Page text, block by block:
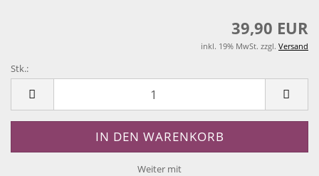
39,90 EUR
inkl. 19% MwSt. zzgl. Versand
Stk.:
Weiter mit